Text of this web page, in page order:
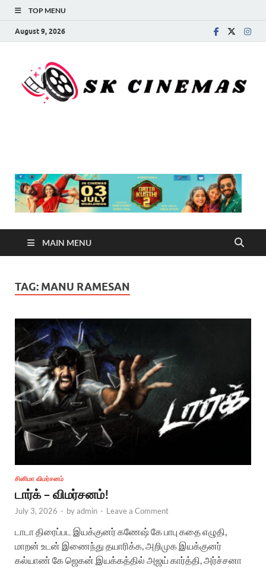
TOP MENU
August 9, 2026
MAIN MENU
TAG: MANU RAMESAN
சினிமா விமர்சனம்
டார்க் – விமர்சனம்!
July 3, 2026 - byadmin - Leave a Comment
டாடா திரைப்பட இயக்குனர் கணேஷ் கே பாபு கதை எழுதி,
மாறன் உடன் இணைந்து தயாரிக்க, அறிமுக இயக்குனர்
கல்யாண் கே ஜெகன் இயக்கத்தில் அஜய் கார்த்தி, அர்ச்சனா